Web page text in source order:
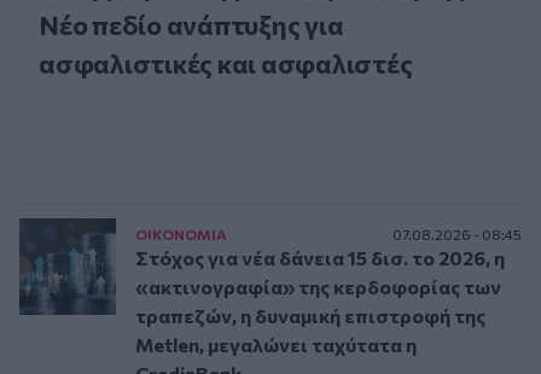
Νέο πεδίο ανάπτυξης για
ασφαλιστικές και ασφαλιστές
ΟΙΚΟΝΟΜΙΑ 07.08.2026 - 08:45
Στόχος για νέα δάνεια 15 δισ. το 2026, η
«ακτινογραφία» της κερδοφορίας των
τραπεζών, η δυναμική επιστροφή της
Metlen, μεγαλώνει ταχύτατα η